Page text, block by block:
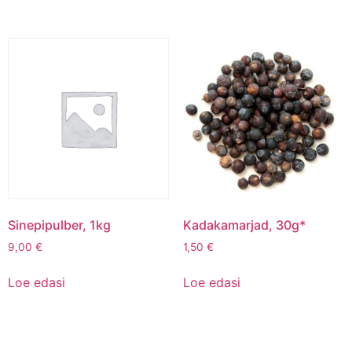
Sinepipulber, 1kg
9,00 €
Loe edasi
Kadakamarjad, 30g*
1,50 €
Loe edasi